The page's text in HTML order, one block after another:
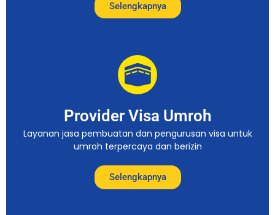
Selengkapnya
Provider Visa Umroh
Layanan jasa pembuatan dan pengurusan visa untuk
umroh terpercaya dan berizin
Selengkapnya